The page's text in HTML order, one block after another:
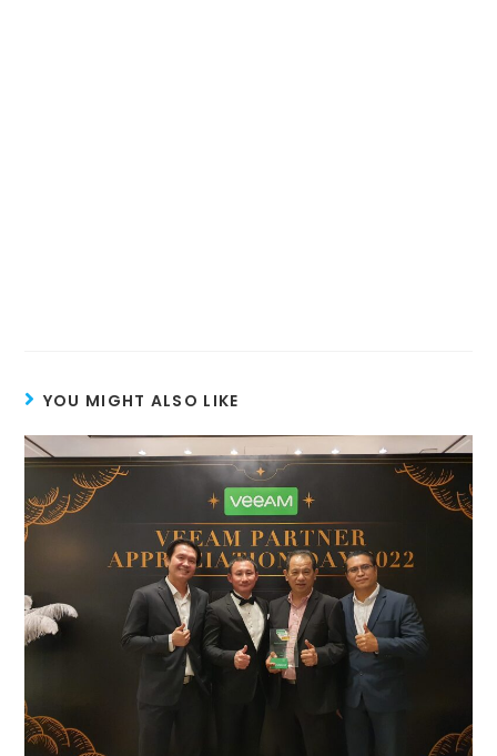
YOU MIGHT ALSO LIKE